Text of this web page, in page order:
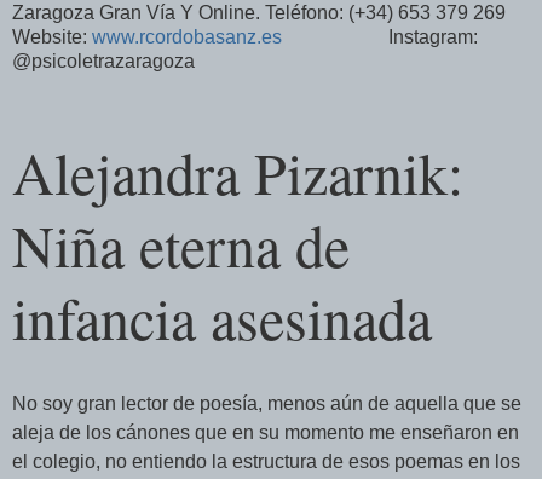
Zaragoza Gran Vía Y Online. Teléfono: (+34) 653 379 269
Website: www.rcordobasanz.es Instagram:
@psicoletrazaragoza
Alejandra Pizarnik:
Niña eterna de
infancia asesinada
No soy gran lector de poesía, menos aún de aquella que se
aleja de los cánones que en su momento me enseñaron en
el colegio, no entiendo la estructura de esos poemas en los